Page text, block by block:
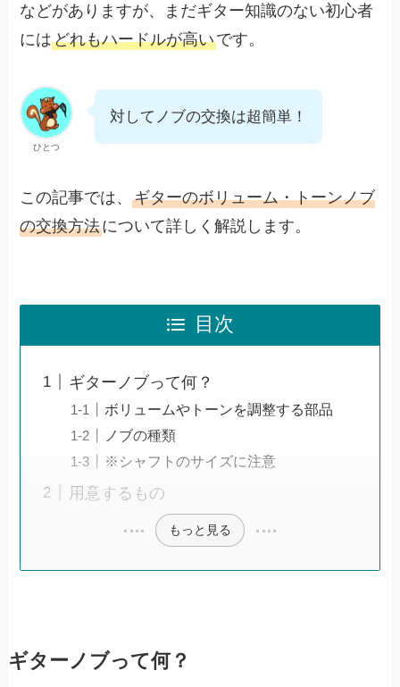
などがありますが、まだギター知識のない初心者
にはどれもハードルが高いです。
ひとつ
対してノブの交換は超簡単！
この記事では、ギターのボリューム・トーンノブ
の交換方法について詳しく解説します。
目次
ギターノブって何？
ボリュームやトーンを調整する部品
ノブの種類
※シャフトのサイズに注意
用意するもの
もっと見る
ギターノブって何？